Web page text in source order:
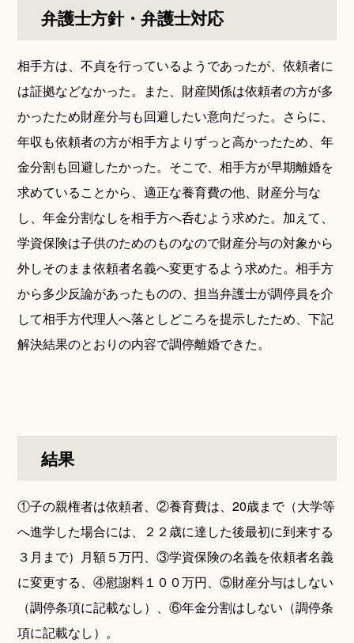
弁護士方針・弁護士対応
相手方は、不貞を行っているようであったが、依頼者に
は証拠などなかった。また、財産関係は依頼者の方が多
かったため財産分与も回避したい意向だった。さらに、
年収も依頼者の方が相手方よりずっと高かったため、年
金分割も回避したかった。そこで、相手方が早期離婚を
求めていることから、適正な養育費の他、財産分与な
し、年金分割なしを相手方へ呑むよう求めた。加えて、
学資保険は子供のためのものなので財産分与の対象から
外しそのまま依頼者名義へ変更するよう求めた。相手方
から多少反論があったものの、担当弁護士が調停員を介
して相手方代理人へ落としどころを提示したため、下記
解決結果のとおりの内容で調停離婚できた。
結果
①子の親権者は依頼者、②養育費は、20歳まで（大学等
へ進学した場合には、２２歳に達した後最初に到来する
３月まで）月額５万円、③学資保険の名義を依頼者名義
に変更する、④慰謝料１００万円、⑤財産分与はしない
（調停条項に記載なし）、⑥年金分割はしない（調停条
項に記載なし）。